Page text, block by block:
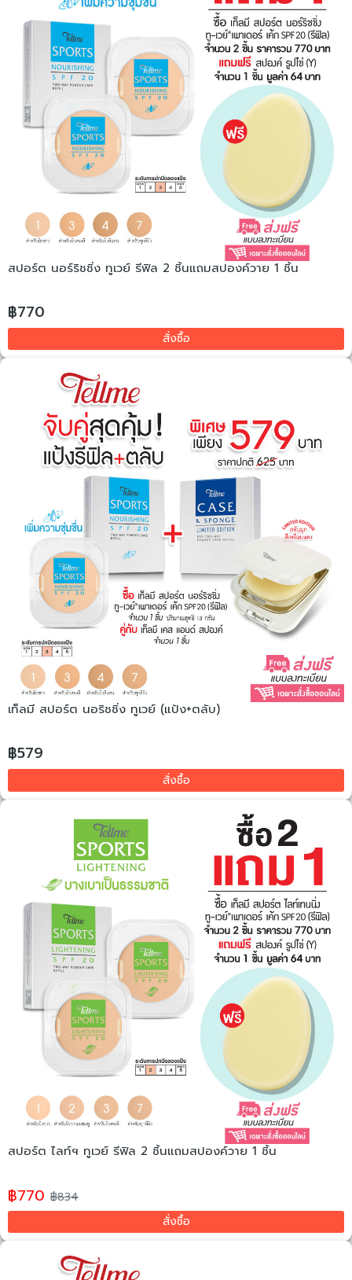
สปอร์ต นอร์ริชชิ่ง ทูเวย์ รีฟิล 2 ชิ้นแถมสปองค์วาย 1 ชิ้น
฿770
สั่งซื้อ
เท็ลมี สปอร์ต นอริชชิ่ง ทูเวย์ (แป้ง+ตลับ)
฿579
สั่งซื้อ
สปอร์ต ไลท์ฯ ทูเวย์ รีฟิล 2 ชิ้นแถมสปองค์วาย 1 ชิ้น
฿770 ฿834
สั่งซื้อ